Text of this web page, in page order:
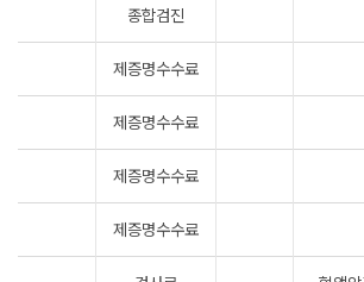
종합검진
제증명수수료
제증명수수료
제증명수수료
제증명수수료